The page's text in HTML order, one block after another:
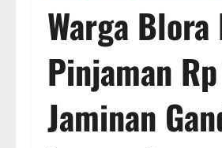
Warga
Pinjaman
Jaminan